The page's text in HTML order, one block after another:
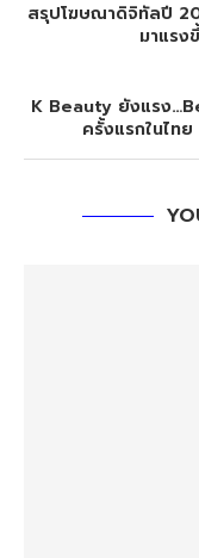
สรุปโฆษณาดิจิทัลปี
มาแรง
K Beauty ยังแรง
ครั้งแรกในไท